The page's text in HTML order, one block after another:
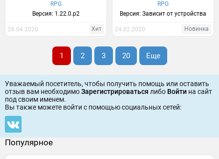
RPG
Версия: 1.22.0.p2
26.04.2020 Хит
RPG
Версия: Зависит от устройства
24.02.2020 Новинка
1 2 3 20 Еще
Уважаемый посетитель, чтобы получить помощь или оставить
отзыв вам необходимоЗарегистрироваться либо Войти на сайт
под своим именем.
Вы также можете войти c помощью социальных сетей:
Популярное